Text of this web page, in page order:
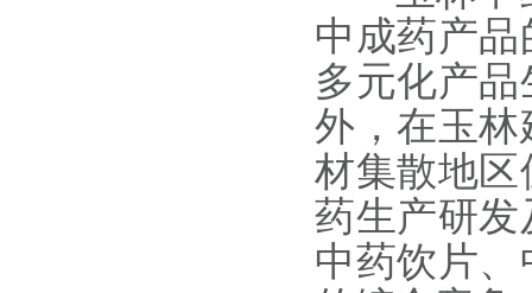
中成药产
多元化产
外，在玉
材集散地
药生产研
中药饮片